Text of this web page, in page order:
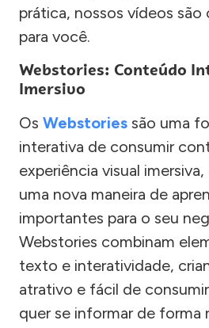
prática, nossos vídeos são
para você.
Webstories: Conteúdo
Imersivo
Os Webstories são uma
interativa de consumir
experiência visual
uma nova maneira de
importantes para o seu
Webstories combinam
texto e interatividade,
atrativo e fácil de
quer se informar de forma